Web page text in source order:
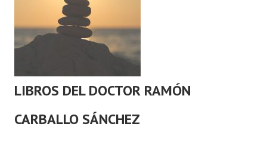
LIBROS DEL DOCTOR RAMÓN
CARBALLO SÁNCHEZ